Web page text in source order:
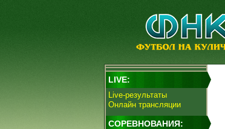
LIVE:
Live-результаты
Онлайн трансляции
СОРЕВНОВАНИЯ: